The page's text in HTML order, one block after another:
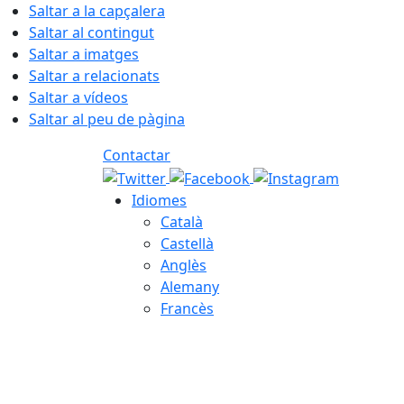
Saltar a la capçalera
Saltar al contingut
Saltar a imatges
Saltar a relacionats
Saltar a vídeos
Saltar al peu de pàgina
Contactar
Idiomes
Català
Castellà
Anglès
Alemany
Francès